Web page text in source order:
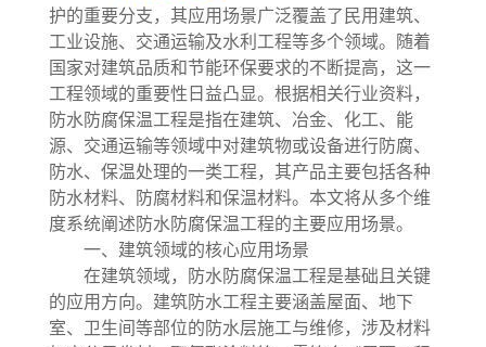
护的重要分支，其应用场景广泛覆盖了民用建筑、
工业设施、交通运输及水利工程等多个领域。随着
国家对建筑品质和节能环保要求的不断提高，这一
工程领域的重要性日益凸显。根据相关行业资料，
防水防腐保温工程是指在建筑、冶金、化工、能
源、交通运输等领域中对建筑物或设备进行防腐、
防水、保温处理的一类工程，其产品主要包括各种
防水材料、防腐材料和保温材料。本文将从多个维
度系统阐述防水防腐保温工程的主要应用场景。
一、建筑领域的核心应用场景
在建筑领域，防水防腐保温工程是基础且关键
的应用方向。建筑防水工程主要涵盖屋面、地下
室、卫生间等部位的防水层施工与维修，涉及材料